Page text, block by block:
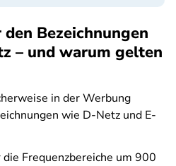
Bezeichnungen
– und warum gelten
in der Werbung
wie D-Netz und E-
Frequenzbereiche um 900